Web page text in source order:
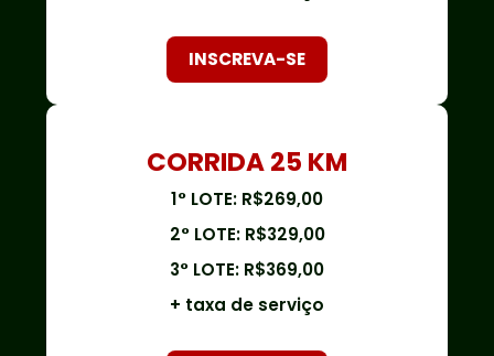
INSCREVA-SE
CORRIDA 25 KM
1° LOTE: R$269,00
2° LOTE: R$329,00
3° LOTE: R$369,00
+ taxa de serviço